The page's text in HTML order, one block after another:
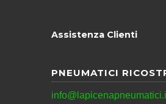
Assistenza Clienti
PNEUMATICI